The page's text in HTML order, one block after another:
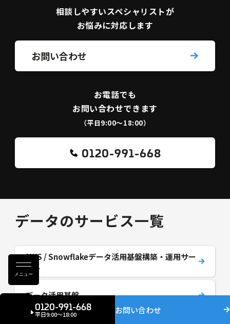
メニュー
相談しやすいスペシャリストが
お悩みに対応します
お問い合わせ
お電話でも
お問い合わせできます
（平日9:00〜18:00）
0120-991-668
データのサービス一覧
AWS / Snowflakeデータ活用基盤構築・運用サー
ビス
データ活用基盤
0120-991-668
平日9:00〜18:00 お問い合わせ